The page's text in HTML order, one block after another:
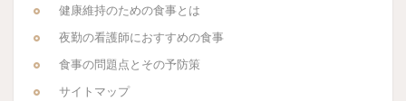
健康維持のための食事とは
夜勤の看護師におすすめの食事
食事の問題点とその予防策
サイトマップ